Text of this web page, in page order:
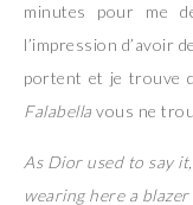
minutes pour me
l’impression d’avoir
portent et je trouve
Falabella vous ne
As Dior used to say
wearing here a